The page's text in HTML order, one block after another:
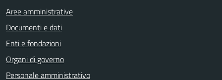
Aree amministrative
Documenti e dati
Enti e fondazioni
Organi di governo
Personale amministrativo